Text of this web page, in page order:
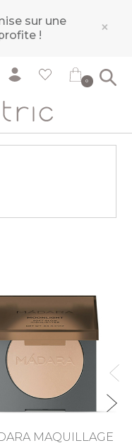
sur une
! ×
0
MAQUILLAGE